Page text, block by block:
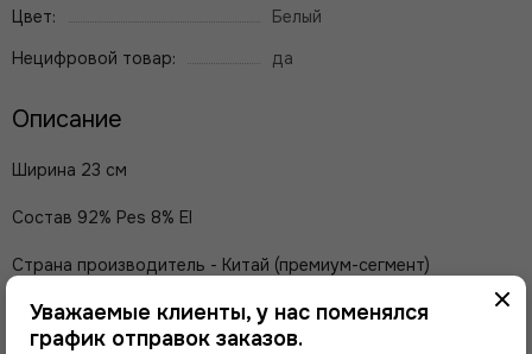
Цвет:
Белый
Нецифровой товар:
да
Описание
Ширина 23 см
Состав 92% Pes 8% El
Страна производитель - Китай (премиум-сегмент)
Отзывы о товаре
Уважаемые клиенты, у нас поменялся
график отправок заказов.